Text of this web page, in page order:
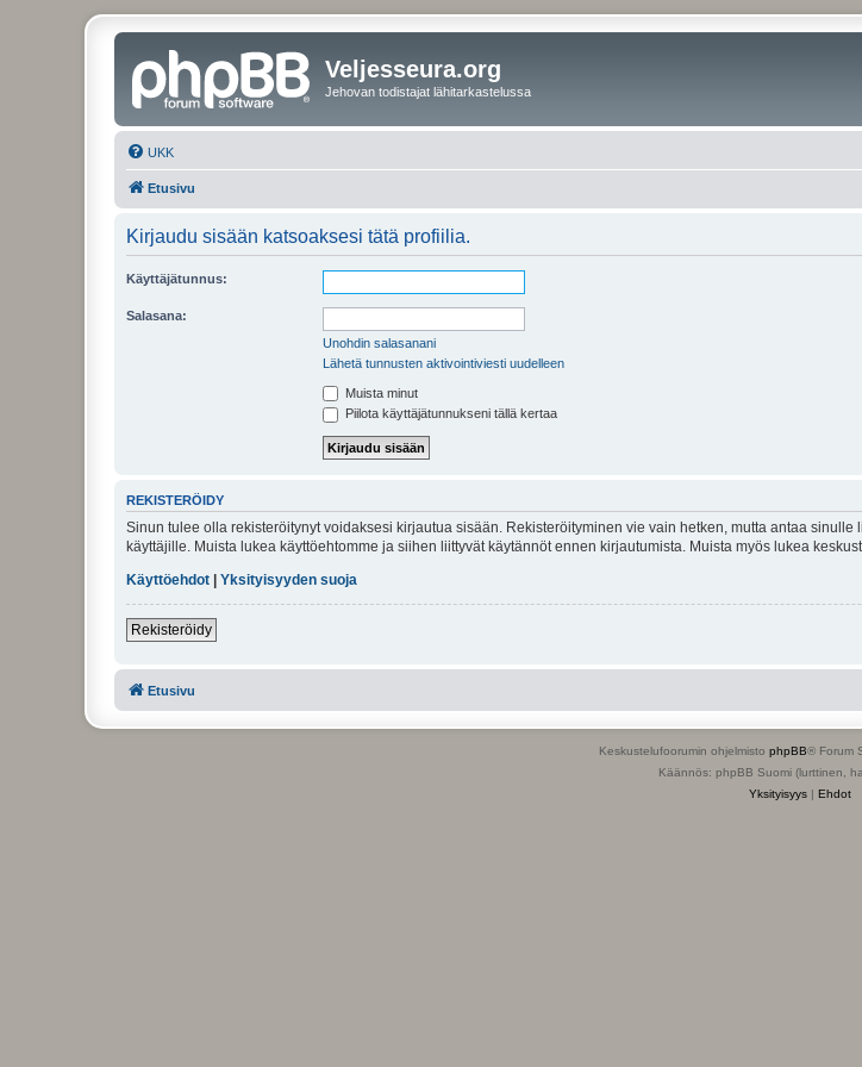
Veljesseura.org
Jehovan todistajat lähitarkastelussa
UKK
Etusivu
Kirjaudu sisään katsoaksesi tätä profiilia.
Käyttäjätunnus:
Salasana:
Unohdin salasanani
Lähetä tunnusten aktivointiviesti uudelleen
Muista minut
Piilota käyttäjätunnukseni tällä kertaa
REKISTERÖIDY
Sinun tulee olla rekisteröitynyt voidaksesi kirjautua sisään. Rekisteröityminen vie vain hetken, mutta antaa
käyttäjille. Muista lukea käyttöehtomme ja siihen liittyvät käytännöt ennen kirjautumista. Muista myös lukea
Käyttöehdot
Yksityisyyden suoja
Rekisteröidy
Etusivu
Keskustelufoorumin ohjelmisto phpBB® Forum
Käännös: phpBB Suomi (lurttinen,
Yksityisyys | Ehdot